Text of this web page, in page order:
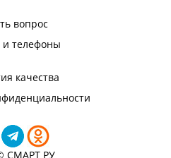
вопрос
и телефоны
качества
СМАРТ РУ